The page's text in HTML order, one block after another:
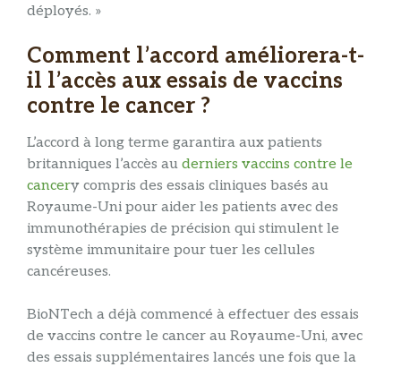
déployés. »
Comment l’accord améliorera-t-
il l’accès aux essais de vaccins
contre le cancer ?
L’accord à long terme garantira aux patients
britanniques l’accès au derniers vaccins contre le
cancery compris des essais cliniques basés au
Royaume-Uni pour aider les patients avec des
immunothérapies de précision qui stimulent le
système immunitaire pour tuer les cellules
cancéreuses.
BioNTech a déjà commencé à effectuer des essais
de vaccins contre le cancer au Royaume-Uni, avec
des essais supplémentaires lancés une fois que la